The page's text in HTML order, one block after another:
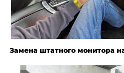
Замена штатного монитора